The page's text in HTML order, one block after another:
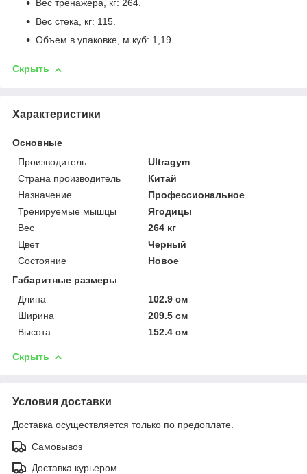
Вес тренажера, кг: 264.
Вес стека, кг: 115.
Объем в упаковке, м куб: 1,19.
Скрыть
Характеристики
Основные
Производитель
Ultragym
Страна производитель
Китай
Назначение
Профессиональное
Тренируемые мышцы
Ягодицы
Вес
264 кг
Цвет
Черный
Состояние
Новое
Габаритные размеры
Длина
102.9 см
Ширина
209.5 см
Высота
152.4 см
Скрыть
Условия доставки
Доставка осуществляется только по предоплате.
Самовывоз
Доставка курьером